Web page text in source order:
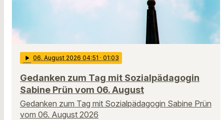
play_arrow 06. August 2026 04:51 · 01:03
Gedanken zum Tag mit Sozialpädagogin
Sabine Prün vom 06. August
Gedanken zum Tag mit Sozialpädagogin Sabine Prün
vom 06. August 2026